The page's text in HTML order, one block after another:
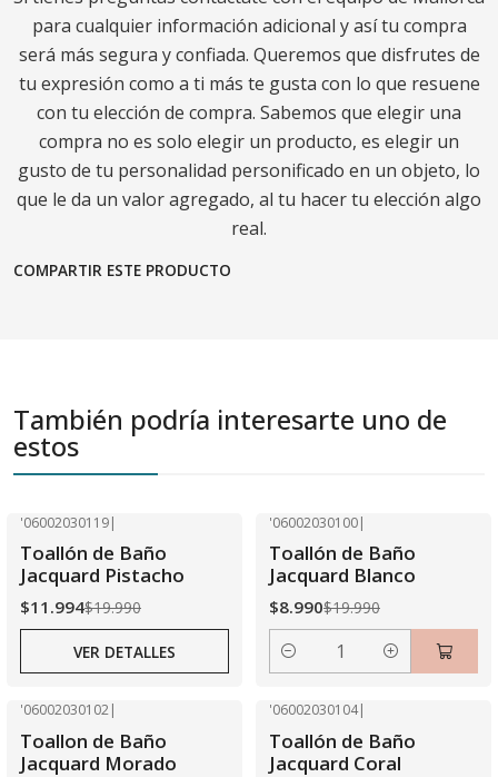
para cualquier información adicional y así tu compra
será más segura y confiada. Queremos que disfrutes de
tu expresión como a ti más te gusta con lo que resuene
con tu elección de compra. Sabemos que elegir una
compra no es solo elegir un producto, es elegir un
gusto de tu personalidad personificado en un objeto, lo
que le da un valor agregado, al tu hacer tu elección algo
real.
COMPARTIR ESTE PRODUCTO
También podría interesarte uno de
estos
'06002030119|
Toallón de Baño
Jacquard Pistacho
$11.994$19.990
VER DETALLES
'06002030100|
Toallón de Baño
Jacquard Blanco
$8.990$19.990
Cantidad
'06002030102|
Toallon de Baño
Jacquard Morado
Agotado
'06002030104|
Toallón de Baño
Jacquard Coral